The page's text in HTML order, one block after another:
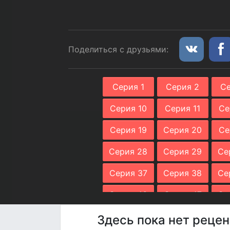
Поделиться с друзьями:
Серия 1 Серия 2
Серия 10 Серия 11
Серия 19 Серия 20
Серия 28 Серия 29
Серия 37 Серия 38
Серия 46 Серия 47
Серия 55 Серия 56
Здесь пока нет